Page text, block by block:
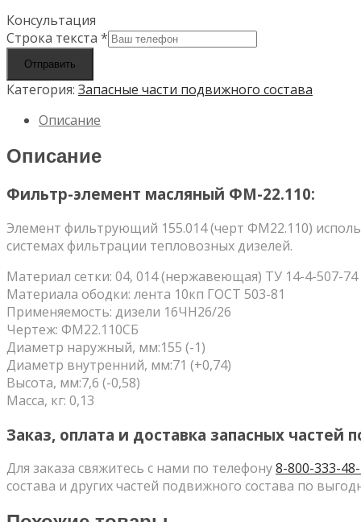
Консультация
Строка текста *
Отправить
Категория: Запасные части подвижного состава
Описание
Описание
Фильтр-элемент масляный ФМ-22.110:
Элемент фильтрующий 155.014 (черт ФМ22.110)
системах фильтрации тепловозных дизелей.
Материал сетки: 04, 014 (нержавеющая) ТУ 14-4-507-74
Материала ободки: лента 10кп ГОСТ 503-81
Применяемость: дизели 16ЧН26/26
Чертеж: ФМ22.110СБ
Диаметр наружный, мм:155 (-1)
Диаметр внутренний, мм:71 (+0,74)
Высота, мм:7,6 (-0,58)
Масса, кг: 0,13
Заказ, оплата и доставка запасных частей
Для заказа свяжитесь с нами по телефону8-800-333-
состава и других частей подвижного состава по